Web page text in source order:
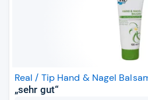
Real / Tip Hand & Nagel
„sehr gut“